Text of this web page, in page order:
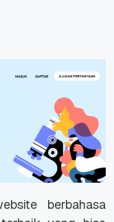
berbahasa